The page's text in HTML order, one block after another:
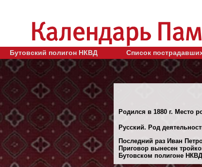
Бутовский полигон НКВД Список
Родился в 1880 г. Место
Русский. Род
Последний раз Иван
Приговор вынесен
Бутовском полигоне